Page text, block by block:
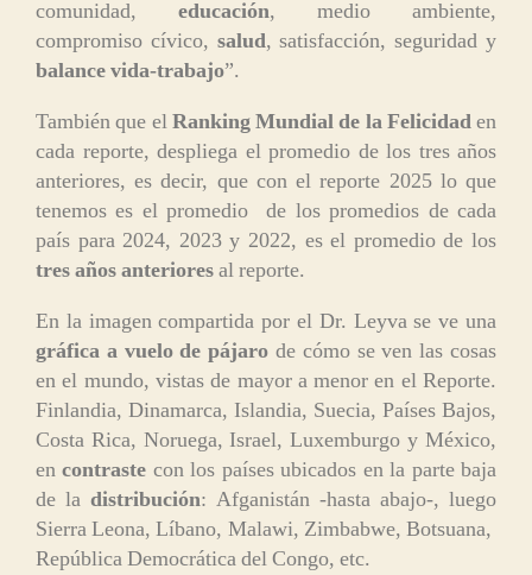
comunidad, educación, medio ambiente,
compromiso cívico, salud, satisfacción, seguridad y
balance vida-trabajo”.
También que elRanking Mundial de la Felicidaden
cada reporte, despliega el promedio de los tres años
anteriores, es decir, que con el reporte 2025 lo que
tenemos es el promedio de los promedios de cada
país para 2024, 2023 y 2022, es el promedio de los
tres años anterioresal reporte.
En la imagen compartida por el Dr. Leyva se ve una
gráfica a vuelo de pájaro de cómo se ven las cosas
en el mundo, vistas de mayor a menor en el Reporte.
Finlandia, Dinamarca, Islandia, Suecia, Países Bajos,
Costa Rica, Noruega, Israel, Luxemburgo y México,
encontraste con los países ubicados en la parte baja
de la distribución: Afganistán -hasta abajo-, luego
Sierra Leona, Líbano, Malawi, Zimbabwe, Botsuana,
República Democrática del Congo, etc.